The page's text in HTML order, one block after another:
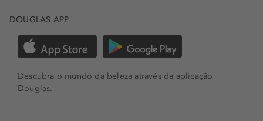
DOUGLAS APP
Descubra o mundo da beleza através da aplicação
Douglas.